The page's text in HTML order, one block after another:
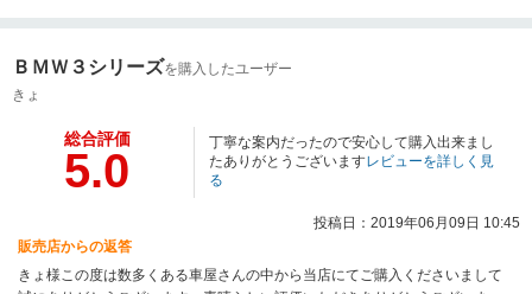
った車両にはなりますが、綺麗な状態で準備を整えておきますのでご安心下
ービスも充実しております。ご購入後の安心を第一にサポートして参ります
ので今後とも末永くお付き合いを宜しくお願いします。納車まで少々お時間
ＢＭＷ３シリーズを購入したユーザー
きょ
総合評価
5.0
丁寧な案内だったので安心して購入出来まし
たありがとうございますレビューを詳しく見
る
投稿日：2019年06月09日 10:45
販売店からの返答
きょ様この度は数多くある車屋さんの中から当店にてご購入くださいまして